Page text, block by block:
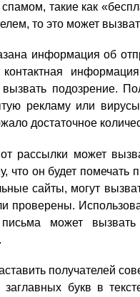
такие как
то это может
информация об
подозрение.
рекламу или
достаточное
рассылки может
что он будет помечать
сайты, могут
проверены.
может
получателей
букв в